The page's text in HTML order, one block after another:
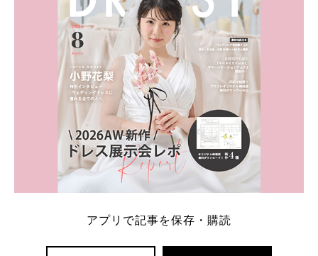
ング診断」か、体験型 […]
続きを読む
アプリで記事を保存・購読